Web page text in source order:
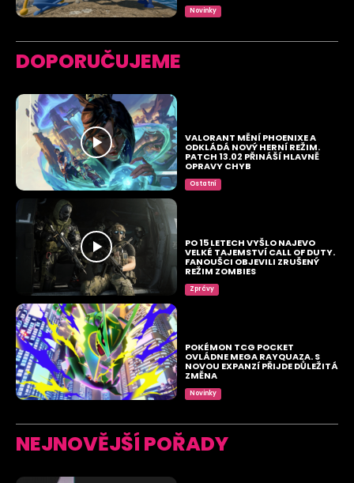
Novinky
DOPORUČUJEME
VALORANT MĚNÍ PHOENIXE A
ODKLÁDÁ NOVÝ HERNÍ REŽIM.
PATCH 13.02 PŘINÁŠÍ HLAVNĚ
OPRAVY CHYB
Ostatní
PO 15 LETECH VYŠLO NAJEVO
VELKÉ TAJEMSTVÍ CALL OF DUTY.
FANOUŠCI OBJEVILI ZRUŠENÝ
REŽIM ZOMBIES
Zprávy
POKÉMON TCG POCKET
OVLÁDNE MEGA RAYQUAZA. S
NOVOU EXPANZÍ PŘIJDE DŮLEŽITÁ
ZMĚNA
Novinky
NEJNOVĚJŠÍ POŘADY